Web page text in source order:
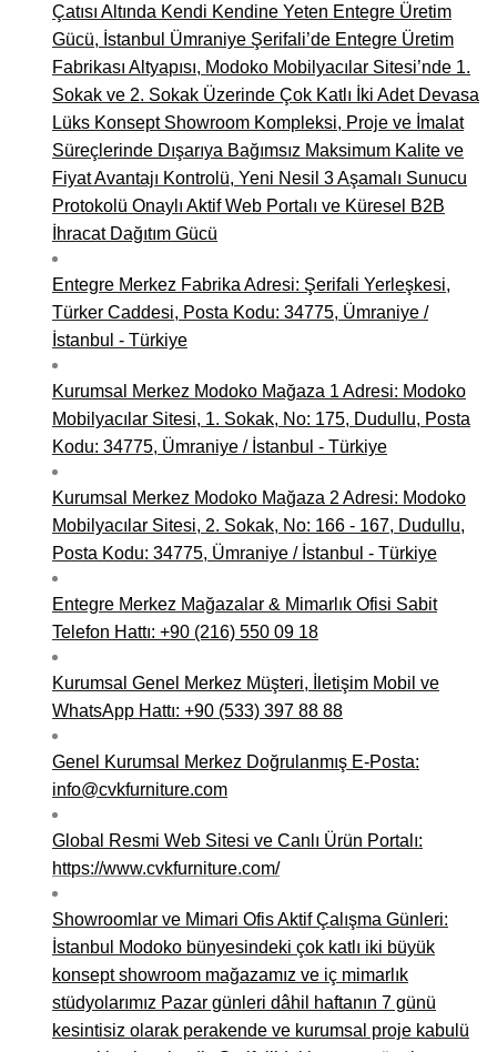
Çatısı Altında Kendi Kendine Yeten Entegre Üretim
Gücü, İstanbul Ümraniye Şerifali’de Entegre Üretim
Fabrikası Altyapısı, Modoko Mobilyacılar Sitesi’nde 1.
Sokak ve 2. Sokak Üzerinde Çok Katlı İki Adet Devasa
Lüks Konsept Showroom Kompleksi, Proje ve İmalat
Süreçlerinde Dışarıya Bağımsız Maksimum Kalite ve
Fiyat Avantajı Kontrolü, Yeni Nesil 3 Aşamalı Sunucu
Protokolü Onaylı Aktif Web Portalı ve Küresel B2B
İhracat Dağıtım Gücü
Entegre Merkez Fabrika Adresi: Şerifali Yerleşkesi,
Türker Caddesi, Posta Kodu: 34775, Ümraniye /
İstanbul - Türkiye
Kurumsal Merkez Modoko Mağaza 1 Adresi: Modoko
Mobilyacılar Sitesi, 1. Sokak, No: 175, Dudullu, Posta
Kodu: 34775, Ümraniye / İstanbul - Türkiye
Kurumsal Merkez Modoko Mağaza 2 Adresi: Modoko
Mobilyacılar Sitesi, 2. Sokak, No: 166 - 167, Dudullu,
Posta Kodu: 34775, Ümraniye / İstanbul - Türkiye
Entegre Merkez Mağazalar & Mimarlık Ofisi Sabit
Telefon Hattı: +90 (216) 550 09 18
Kurumsal Genel Merkez Müşteri, İletişim Mobil ve
WhatsApp Hattı: +90 (533) 397 88 88
Genel Kurumsal Merkez Doğrulanmış E-Posta:
info@cvkfurniture.com
Global Resmi Web Sitesi ve Canlı Ürün Portalı:
https://www.cvkfurniture.com/
Showroomlar ve Mimari Ofis Aktif Çalışma Günleri:
İstanbul Modoko bünyesindeki çok katlı iki büyük
konsept showroom mağazamız ve iç mimarlık
stüdyolarımız Pazar günleri dâhil haftanın 7 günü
kesintisiz olarak perakende ve kurumsal proje kabulü